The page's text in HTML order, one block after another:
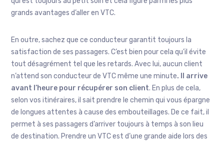
grands avantages d’aller en VTC.
En outre, sachez que ce conducteur garantit toujours la
satisfaction de ses passagers. C’est bien pour cela qu’il évite
tout désagrément tel que les retards. Avec lui, aucun client
n’attend son conducteur de VTC même une minute. Il arrive
avant l’heure pour récupérer son client. En plus de cela,
selon vos itinéraires, il sait prendre le chemin qui vous épargne
de longues attentes à cause des embouteillages. De ce fait, il
permet à ses passagers d’arriver toujours à temps à son lieu
de destination. Prendre un VTC est d’une grande aide lors des